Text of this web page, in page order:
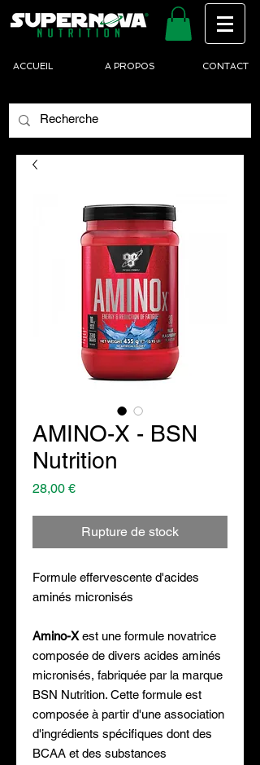
ACCUEIL A PROPOS CONTACT
AMINO-X - BSN
Nutrition
28,00 €Prix
Rupture de stock
Formule effervescente d'acides
aminés micronisés
Amino-Xest une formule novatrice
composée de divers acides aminés
micronisés, fabriquée par la marque
BSN Nutrition. Cette formule est
composée à partir d'une association
d'ingrédients spécifiques dont des
BCAA et des substances